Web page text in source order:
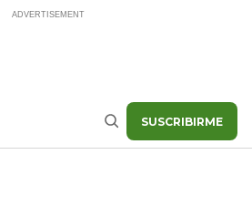
Buscar SUSCRIBIRME